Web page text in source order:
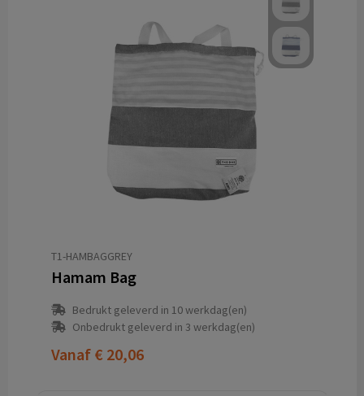
T1-HAMBAGGREY
Hamam Bag
Bedrukt geleverd in 10 werkdag(en)
Onbedrukt geleverd in 3 werkdag(en)
Vanaf € 20,06